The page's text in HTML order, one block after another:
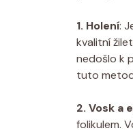
1. Holení:
kvalitní
nedošlo k
tuto
2. Vosk a
folikulem.